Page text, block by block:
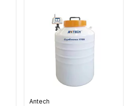
Antech